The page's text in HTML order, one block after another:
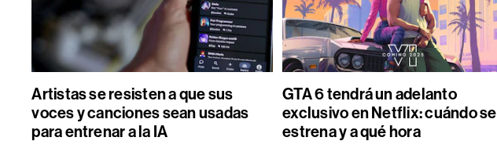
Artistas se resisten a que sus
voces y canciones sean usadas
para entrenar a la IA
GTA 6 tendrá un adelanto
exclusivo en Netflix: cuándo se
estrena y a qué hora